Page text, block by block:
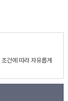
조건에 따라 자유롭게